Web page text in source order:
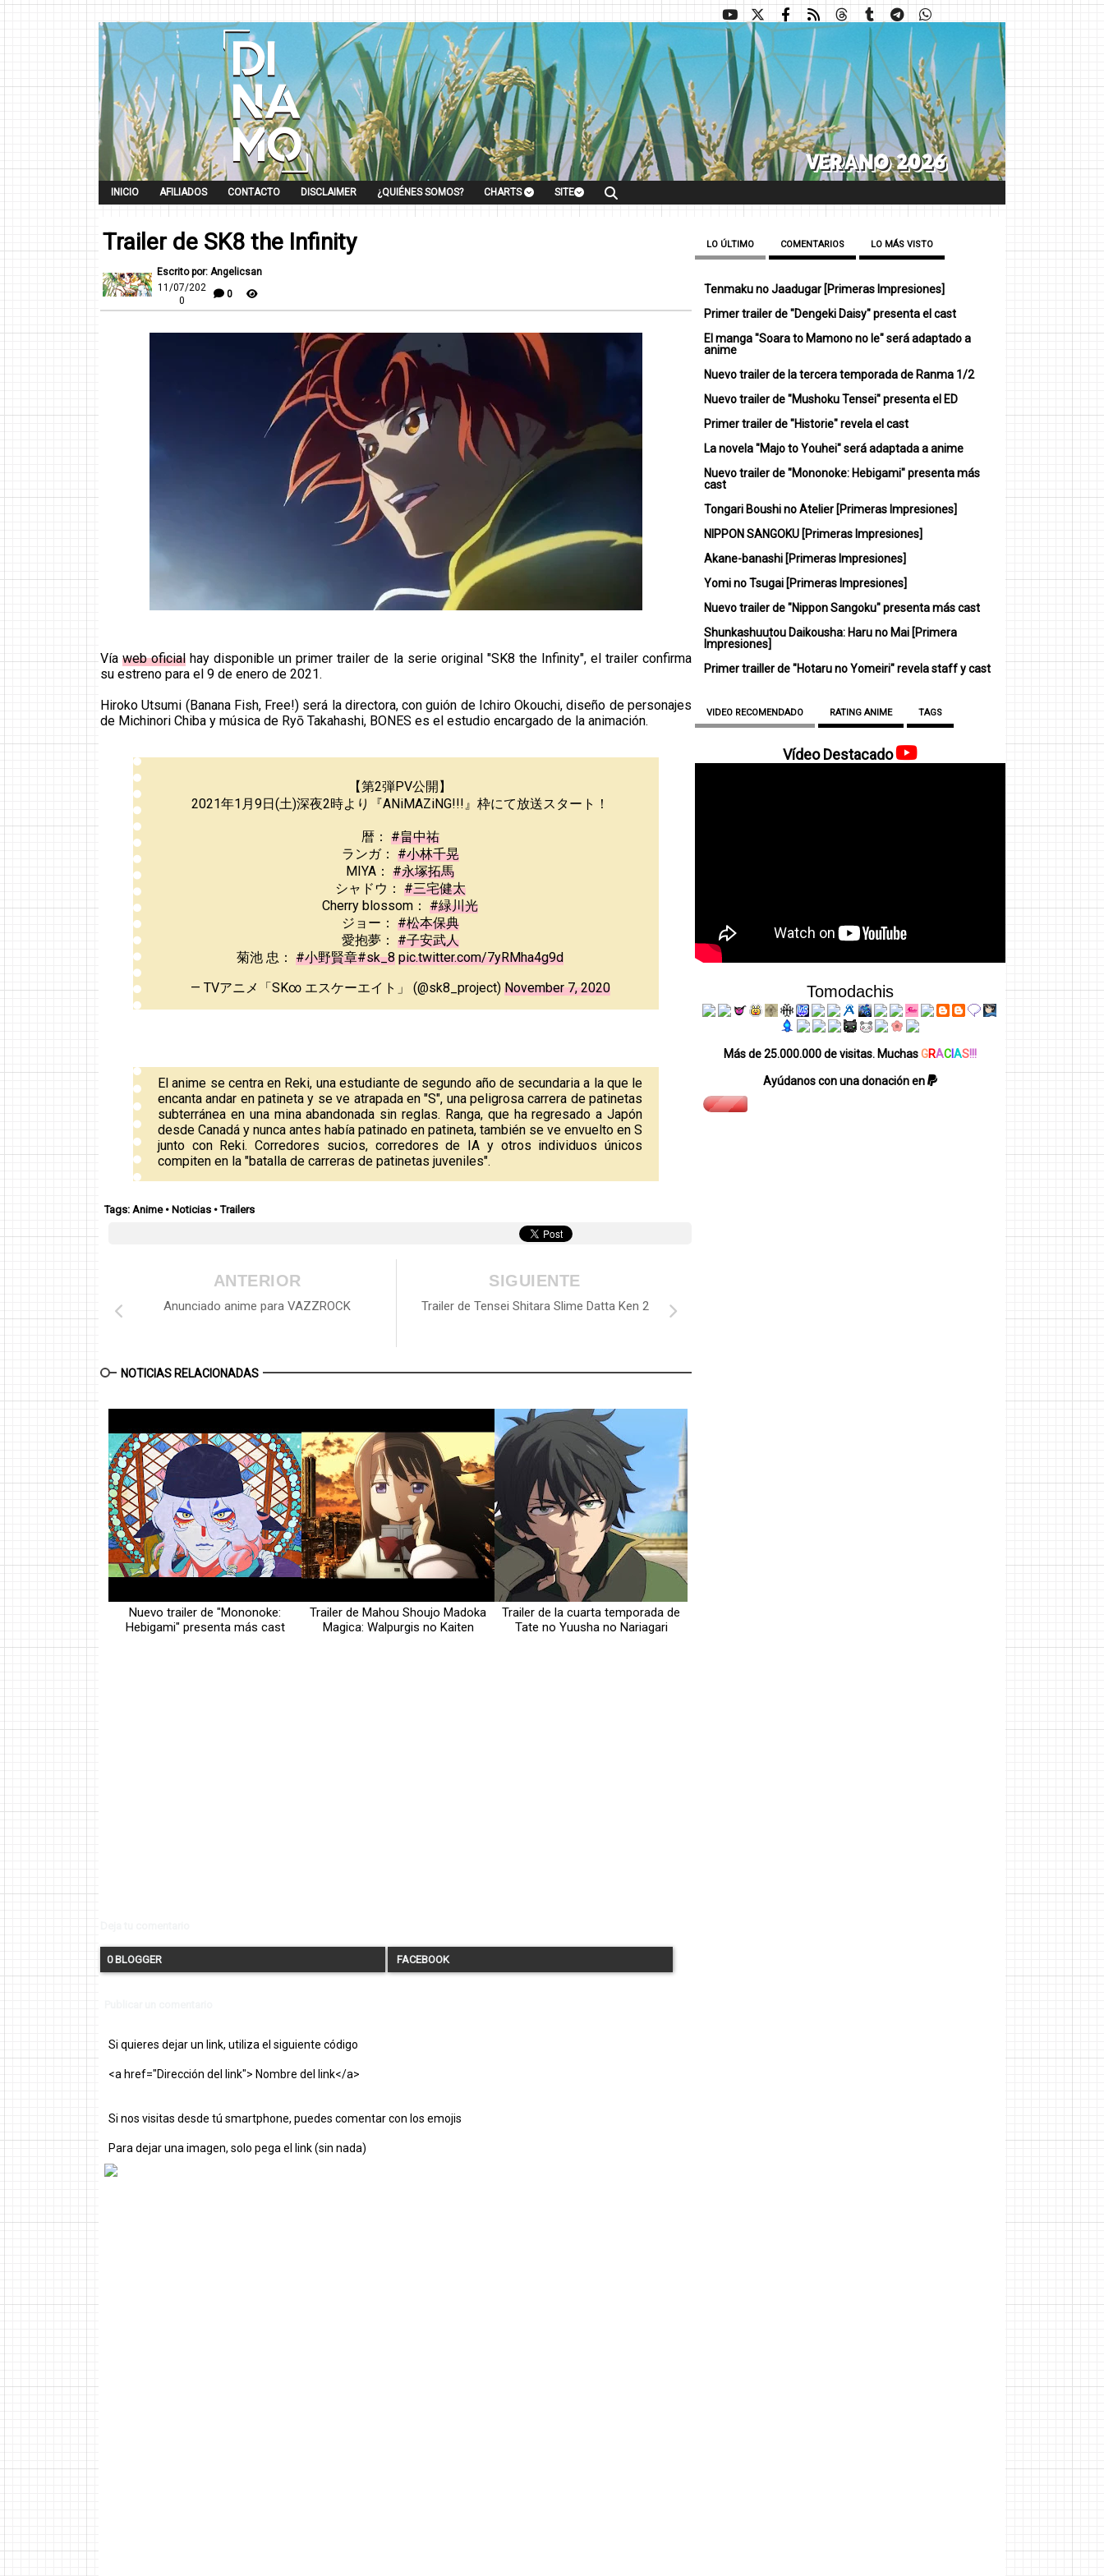
INICIO AFILIADOS CONTACTO DISCLAIMER ¿QUIÉNES SOMOS? CHARTS SITE
Trailer de SK8 the Infinity
Escrito por: Angelicsan
11/07/202
0
0
Víaweb oficial hay disponible un primer trailer de la serie original "SK8 the Infinity", el trailer confirma
su estreno para el 9 de enero de 2021.
Hiroko Utsumi (Banana Fish, Free!) será la directora, con guión de Ichiro Okouchi, diseño de personajes
de Michinori Chiba y música de Ryō Takahashi, BONES es el estudio encargado de la animación.
【第2弾PV公開】
2021年1月9日(土)深夜2時より『ANiMAZiNG!!!』枠にて放送スタート！
暦： #畠中祐
ランガ： #小林千晃
MIYA： #永塚拓馬
シャドウ： #三宅健太
Cherry blossom： #緑川光
ジョー： #松本保典
愛抱夢： #子安武人
菊池 忠： #小野賢章#sk_8 pic.twitter.com/7yRMha4g9d
— TVアニメ「SK∞ エスケーエイト」 (@sk8_project) November 7, 2020
El anime se centra en Reki, una estudiante de segundo año de secundaria a la que le
encanta andar en patineta y se ve atrapada en "S", una peligrosa carrera de patinetas
subterránea en una mina abandonada sin reglas. Ranga, que ha regresado a Japón
desde Canadá y nunca antes había patinado en patineta, también se ve envuelto en S
junto con Reki. Corredores sucios, corredores de IA y otros individuos únicos
compiten en la "batalla de carreras de patinetas juveniles".
Tags: Anime• Noticias •Trailers
SIGUIENTE
Trailer de Tensei Shitara Slime Datta Ken 2
ANTERIOR
Anunciado anime para VAZZROCK
NOTICIAS RELACIONADAS
Nuevo trailer de "Mononoke:
Hebigami" presenta más cast
Trailer de Mahou Shoujo Madoka
Magica: Walpurgis no Kaiten
Trailer de la cuarta temporada de
Tate no Yuusha no Nariagari
0 BLOGGER FACEBOOK
Si quieres dejar un link, utiliza el siguiente código
<a href="Dirección del link"> Nombre del link</a>
Si nos visitas desde tú smartphone, puedes comentar con los emojis
Para dejar una imagen, solo pega el link (sin nada)
LO ÚLTIMO COMENTARIOS LO MÁS VISTO
Tenmaku no Jaadugar [Primeras Impresiones]
Primer trailer de "Dengeki Daisy" presenta el cast
El manga "Soara to Mamono no Ie" será adaptado a
anime
Nuevo trailer de la tercera temporada de Ranma 1/2
Nuevo trailer de "Mushoku Tensei" presenta el ED
Primer trailer de "Historie" revela el cast
La novela "Majo to Youhei" será adaptada a anime
Nuevo trailer de "Mononoke: Hebigami" presenta más
cast
Tongari Boushi no Atelier [Primeras Impresiones]
NIPPON SANGOKU [Primeras Impresiones]
Akane-banashi [Primeras Impresiones]
Yomi no Tsugai [Primeras Impresiones]
Nuevo trailer de "Nippon Sangoku" presenta más cast
Shunkashuutou Daikousha: Haru no Mai [Primera
Impresiones]
Primer trailler de "Hotaru no Yomeiri" revela staff y cast
VIDEO RECOMENDADO RATING ANIME TAGS
Vídeo Destacado
Tomodachis
Más de 25.000.000 de visitas. MuchasGRACAS!!!
Ayúdanos con una donación en